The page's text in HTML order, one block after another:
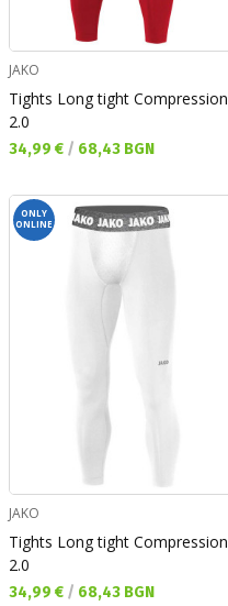
JAKO
Tights Long tight Compression
2.0
Текуща цена:
34,99 € / 68,43 BGN
ONLY
ONLINE
JAKO
Tights Long tight Compression
2.0
Текуща цена:
34,99 € / 68,43 BGN